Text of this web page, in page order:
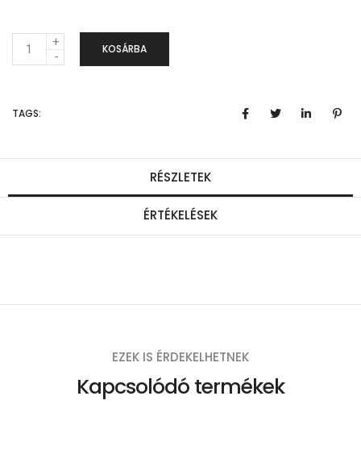
e
n
g
KOSÁRBA
TAGS:
RÉSZLETEK
ÉRTÉKELÉSEK
EZEK IS ÉRDEKELHETNEK
Kapcsolódó termékek